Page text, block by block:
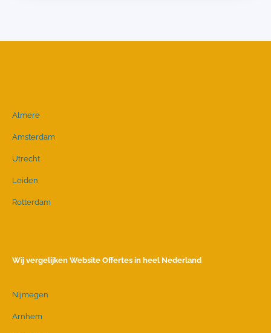
Almere
Amsterdam
Utrecht
Leiden
Rotterdam
Wij vergelijken Website Offertes in heel Nederland
Nijmegen
Arnhem